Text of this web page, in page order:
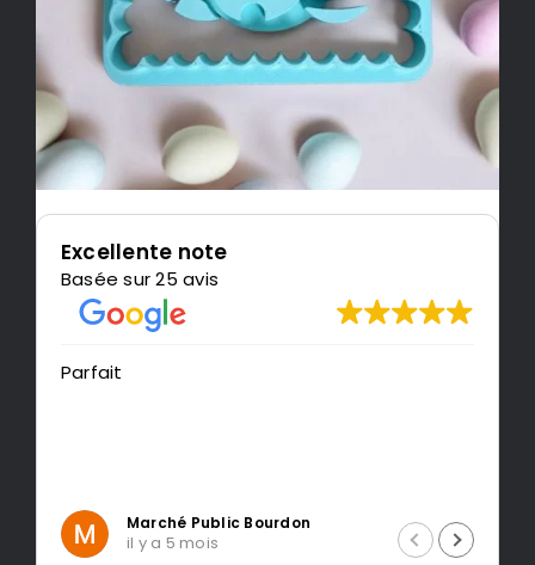
Excellente note
Basée sur 25 avis
Parfait
Marché Public Bourdon
il y a 5 mois